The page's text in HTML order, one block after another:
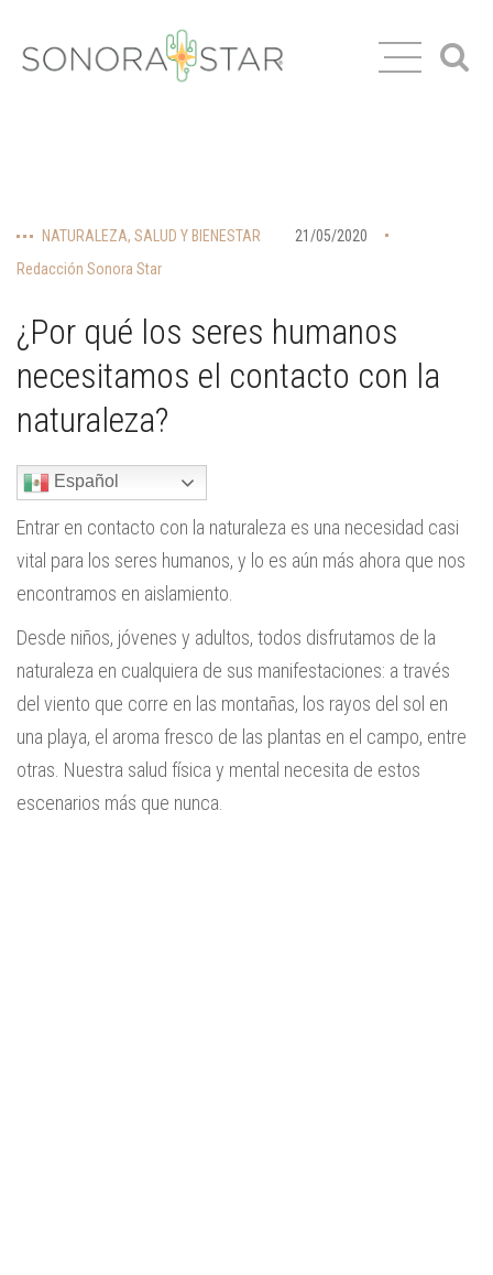
NATURALEZA, SALUD Y BIENESTAR
21/05/2020
Redacción Sonora Star
¿Por qué los seres humanos
necesitamos el contacto con la
naturaleza?
Español
Entrar en contacto con la naturaleza es una necesidad casi
vital para los seres humanos, y lo es aún más ahora que nos
encontramos en aislamiento.
Desde niños, jóvenes y adultos, todos disfrutamos de la
naturaleza en cualquiera de sus manifestaciones: a través
del viento que corre en las montañas, los rayos del sol en
una playa, el aroma fresco de las plantas en el campo, entre
otras. Nuestra salud física y mental necesita de estos
escenarios más que nunca.